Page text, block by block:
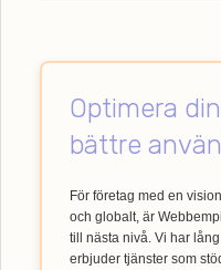
Optimera
bättre
För företag med en
och globalt, är
till nästa nivå. Vi har
erbjuder tjänster som